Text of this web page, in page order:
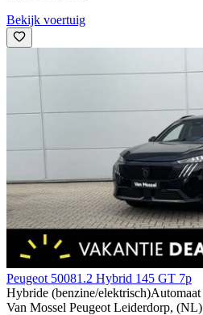
Bekijk voertuig
Peugeot 50081.2 Hybrid 145 GT 7p
Hybride (benzine/elektrisch)Automaat
Van Mossel Peugeot Leiderdorp, (NL)